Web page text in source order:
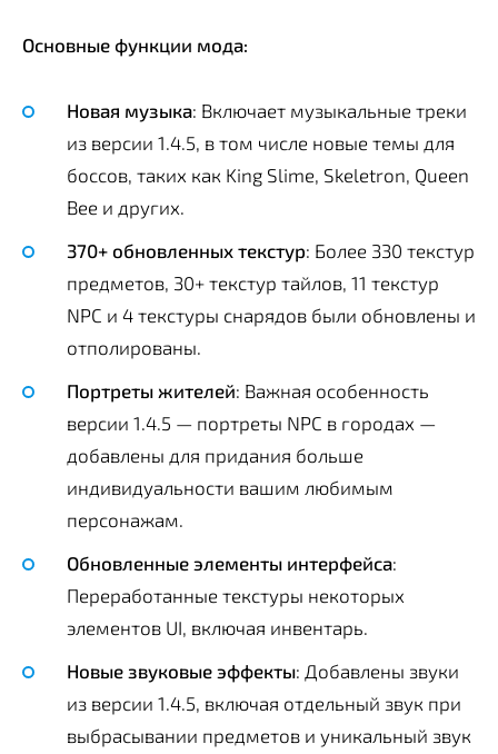
Основные функции мода:
Новая музыка: Включает музыкальные треки
из версии 1.4.5, в том числе новые темы для
боссов, таких как King Slime, Skeletron, Queen
Bee и других.
370+ обновленных текстур: Более 330 текстур
предметов, 30+ текстур тайлов, 11 текстур
NPC и 4 текстуры снарядов были обновлены и
отполированы.
Портреты жителей: Важная особенность
версии 1.4.5 — портреты NPC в городах —
добавлены для придания больше
индивидуальности вашим любимым
персонажам.
Обновленные элементы интерфейса:
Переработанные текстуры некоторых
элементов UI, включая инвентарь.
Новые звуковые эффекты: Добавлены звуки
из версии 1.4.5, включая отдельный звук при
выбрасывании предметов и уникальный звук